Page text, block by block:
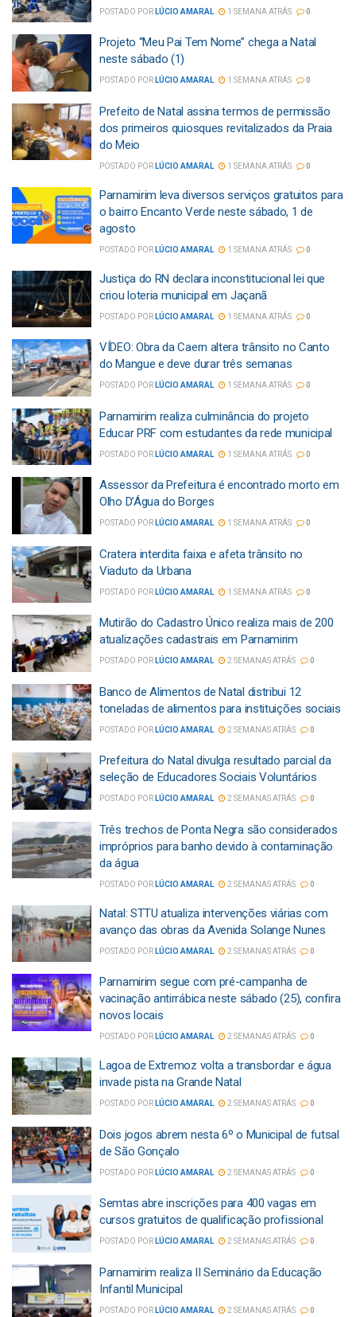
POSTADO POR LÚCIO AMARAL 1 SEMANA ATRÁS 0
Projeto “Meu Pai Tem Nome” chega a Natal
neste sábado (1)
POSTADO POR LÚCIO AMARAL 1 SEMANA ATRÁS 0
Prefeito de Natal assina termos de permissão
dos primeiros quiosques revitalizados da Praia
do Meio
POSTADO POR LÚCIO AMARAL 1 SEMANA ATRÁS 0
Parnamirim leva diversos serviços gratuitos para
o bairro Encanto Verde neste sábado, 1 de
agosto
POSTADO POR LÚCIO AMARAL 1 SEMANA ATRÁS 0
Justiça do RN declara inconstitucional lei que
criou loteria municipal em Jaçanã
POSTADO POR LÚCIO AMARAL 1 SEMANA ATRÁS 0
VÍDEO: Obra da Caern altera trânsito no Canto
do Mangue e deve durar três semanas
POSTADO POR LÚCIO AMARAL 1 SEMANA ATRÁS 0
Parnamirim realiza culminância do projeto
Educar PRF com estudantes da rede municipal
POSTADO POR LÚCIO AMARAL 1 SEMANA ATRÁS 0
Assessor da Prefeitura é encontrado morto em
Olho D’Água do Borges
POSTADO POR LÚCIO AMARAL 1 SEMANA ATRÁS 0
Cratera interdita faixa e afeta trânsito no
Viaduto da Urbana
POSTADO POR LÚCIO AMARAL 1 SEMANA ATRÁS 0
Mutirão do Cadastro Único realiza mais de 200
atualizações cadastrais em Parnamirim
POSTADO POR LÚCIO AMARAL 2 SEMANAS ATRÁS 0
Banco de Alimentos de Natal distribui 12
toneladas de alimentos para instituições sociais
POSTADO POR LÚCIO AMARAL 2 SEMANAS ATRÁS 0
Prefeitura do Natal divulga resultado parcial da
seleção de Educadores Sociais Voluntários
POSTADO POR LÚCIO AMARAL 2 SEMANAS ATRÁS 0
Três trechos de Ponta Negra são considerados
impróprios para banho devido à contaminação
da água
POSTADO POR LÚCIO AMARAL 2 SEMANAS ATRÁS 0
Natal: STTU atualiza intervenções viárias com
avanço das obras da Avenida Solange Nunes
POSTADO POR LÚCIO AMARAL 2 SEMANAS ATRÁS 0
Parnamirim segue com pré-campanha de
vacinação antirrábica neste sábado (25), confira
novos locais
POSTADO POR LÚCIO AMARAL 2 SEMANAS ATRÁS 0
Lagoa de Extremoz volta a transbordar e água
invade pista na Grande Natal
POSTADO POR LÚCIO AMARAL 2 SEMANAS ATRÁS 0
Dois jogos abrem nesta 6º o Municipal de futsal
de São Gonçalo
POSTADO POR LÚCIO AMARAL 2 SEMANAS ATRÁS 0
Semtas abre inscrições para 400 vagas em
cursos gratuitos de qualificação profissional
POSTADO POR LÚCIO AMARAL 2 SEMANAS ATRÁS 0
Parnamirim realiza II Seminário da Educação
Infantil Municipal
POSTADO POR LÚCIO AMARAL 2 SEMANAS ATRÁS 0